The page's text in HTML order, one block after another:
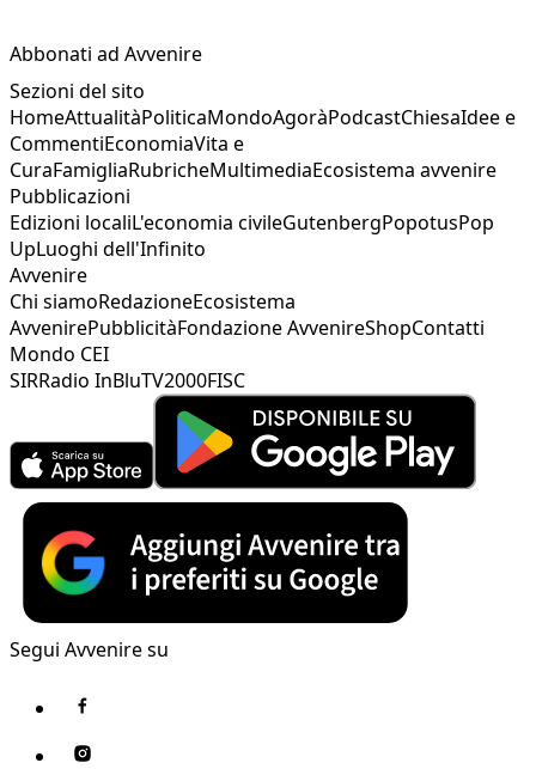
Abbonati ad Avvenire
Sezioni del sito
HomeAttualitàPoliticaMondoAgoràPodcastChiesaIdee e
CommentiEconomiaVita e
CuraFamigliaRubricheMultimediaEcosistema avvenire
Pubblicazioni
Edizioni localiL'economia civileGutenbergPopotusPop
UpLuoghi dell'Infinito
Avvenire
Chi siamoRedazioneEcosistema
AvvenirePubblicitàFondazione AvvenireShopContatti
Mondo CEI
SIRRadio InBluTV2000FISC
Segui Avvenire su